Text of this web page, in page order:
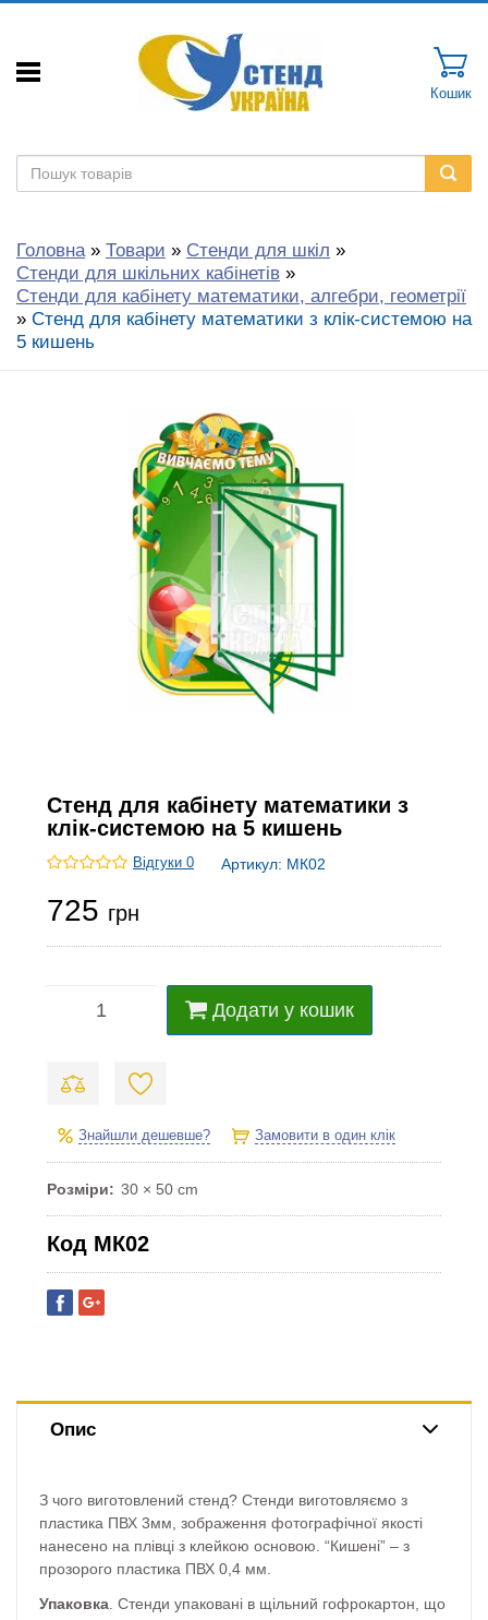
Кошик
Головна» Товари » Стенди для шкіл »
Стенди для шкільних кабінетів »
Стенди для кабінету математики, алгебри, геометрії
» Стенд для кабінету математики з клік-системою на
5 кишень
Стенд для кабінету математики з
клік-системою на 5 кишень
Відгуки 0 Артикул: МК02
725 грн
Додати у кошик
Знайшли дешевше? Замовити в один клік
Розміри 30 × 50 cm
Код МК02
Опис
З чого виготовлений стенд? Стенди виготовляємо з
пластика ПВХ 3мм, зображення фотографічної якості
нанесено на плівці з клейкою основою. “Кишені” – з
прозорого пластика ПВХ 0,4 мм.
Упаковка . Стенди упаковані в щільний гофрокартон, що